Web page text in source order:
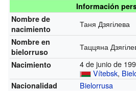
Información
Nombre de
nacimiento
Таня Дзягілева
Nombre en
bielorruso
Таццяна
Nacimiento
4 de junio de
Vítebsk,
Nacionalidad Bielorrusa